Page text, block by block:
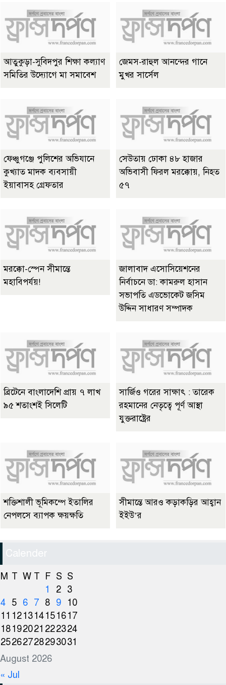
আতুকুড়া-সুবিদপুর শিক্ষা কল্যাণ
সমিতির উদ্যোগে মা সমাবেশ
জেমস-রাহুল আনন্দের গানে
মুখর সার্সেল
ফেঞ্চুগঞ্জে পুলিশের অভিযানে
কুখ্যাত মাদক ব্যবসায়ী
ইয়াবাসহ গ্রেফতার
সেউতায় ঢোকা ৪৮ হাজার
অভিবাসী ফিরল মরক্কোয়, নিহত
৫৭
মরক্কো-স্পেন সীমান্তে
মহাবিপর্যয়!
জালাবাদ এসোসিয়েশনের
নির্বাচনে ডা: কামরুল হাসান
সভাপতি এডভোকেট জসিম
উদ্দিন সাধারণ সম্পাদক
ব্রিটেনে বাংলাদেশি প্রায় ৭ লাখ
৯৫ শতাংশই সিলেটি
সার্জিও গরের সাক্ষাৎ : তারেক
রহমানের নেতৃত্বে পূর্ণ আস্থা
যুক্তরাষ্ট্রের
শক্তিশালী ভূমিকম্পে ইতালির
নেপলসে ব্যাপক ক্ষয়ক্ষতি
সীমান্তে আরও কড়াকড়ির আহ্বান
ইইউ’র
Calender
August 2026
M T W T F S S
1
2 3
4 5 6 7 8 9
10
11 121314151617
18192021 222324
25262728293031
« Jul